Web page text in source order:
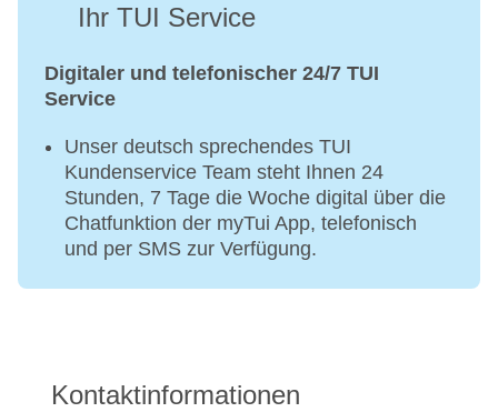
Ihr TUI Service
Digitaler und telefonischer 24/7 TUI
Service
Unser deutsch sprechendes TUI
Kundenservice Team steht Ihnen 24
Stunden, 7 Tage die Woche digital über die
Chatfunktion der myTui App, telefonisch
und per SMS zur Verfügung.
Kontaktinformationen